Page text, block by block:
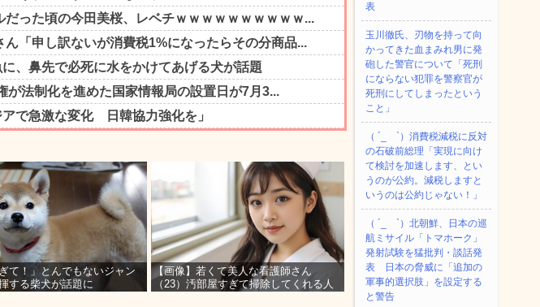
て！」とんでもないジャン
する柴犬が話題に
【画像】若くて美人な看護師さん
（23）汚部屋すぎて掃除してくれる人
表
玉川徹氏、刃物を持って向
かってきた血まみれ男に発
砲した警官について「死刑
にならない犯罪を警察官が
死刑にしてしまったという
こと」
（ ´_ゝ`）消費税減税に反対
の石破前総理「実現に向け
て検討を加速します、とい
うのが公約。減税しますと
いうのは公約じゃない！」
（ ´_ゝ`）北朝鮮、日本の巡
航ミサイル「‌トマホーク」
発射試験を猛批判・談話発
表 日本の脅威に「追加の
軍事的選択肢」を設定する
と警告